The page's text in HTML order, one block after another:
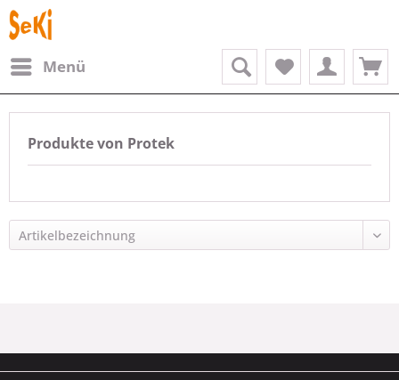
Menü
Produkte von Protek